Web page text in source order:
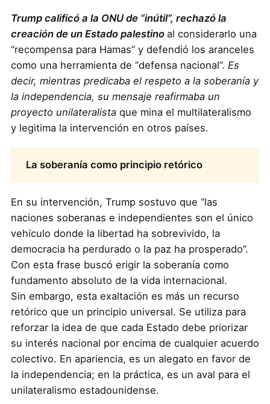
Trump calificó a la ONU de “inútil”, rechazó la
creación de un Estado palestino al considerarlo una
“recompensa para Hamas” y defendió los aranceles
como una herramienta de “defensa nacional”. Es
decir, mientras predicaba el respeto a la soberanía y
la independencia, su mensaje reafirmaba un
proyecto unilateralista que mina el multilateralismo
y legitima la intervención en otros países.
La soberanía como principio retórico
En su intervención, Trump sostuvo que “las
naciones soberanas e independientes son el único
vehículo donde la libertad ha sobrevivido, la
democracia ha perdurado o la paz ha prosperado”.
Con esta frase buscó erigir la soberanía como
fundamento absoluto de la vida internacional.
Sin embargo, esta exaltación es más un recurso
retórico que un principio universal. Se utiliza para
reforzar la idea de que cada Estado debe priorizar
su interés nacional por encima de cualquier acuerdo
colectivo. En apariencia, es un alegato en favor de
la independencia; en la práctica, es un aval para el
unilateralismo estadounidense.